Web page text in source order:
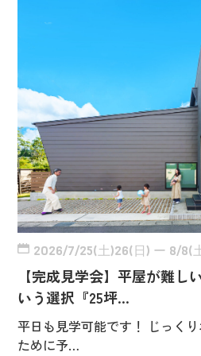
2026/7/25(土)26(日) ー 8/8(
【完成見学会】平屋が難し
いう選択『25坪…
平日も見学可能です！ じっく
ために予…